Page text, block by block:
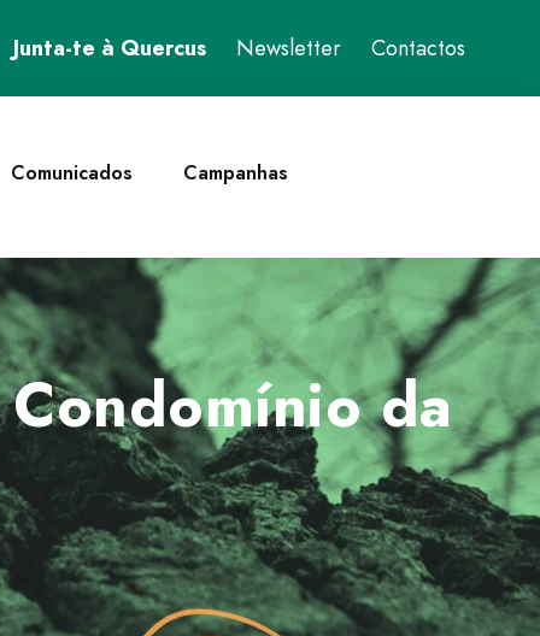
Junta-te à Quercus Newsletter Contactos
Comunicados Campanhas
da